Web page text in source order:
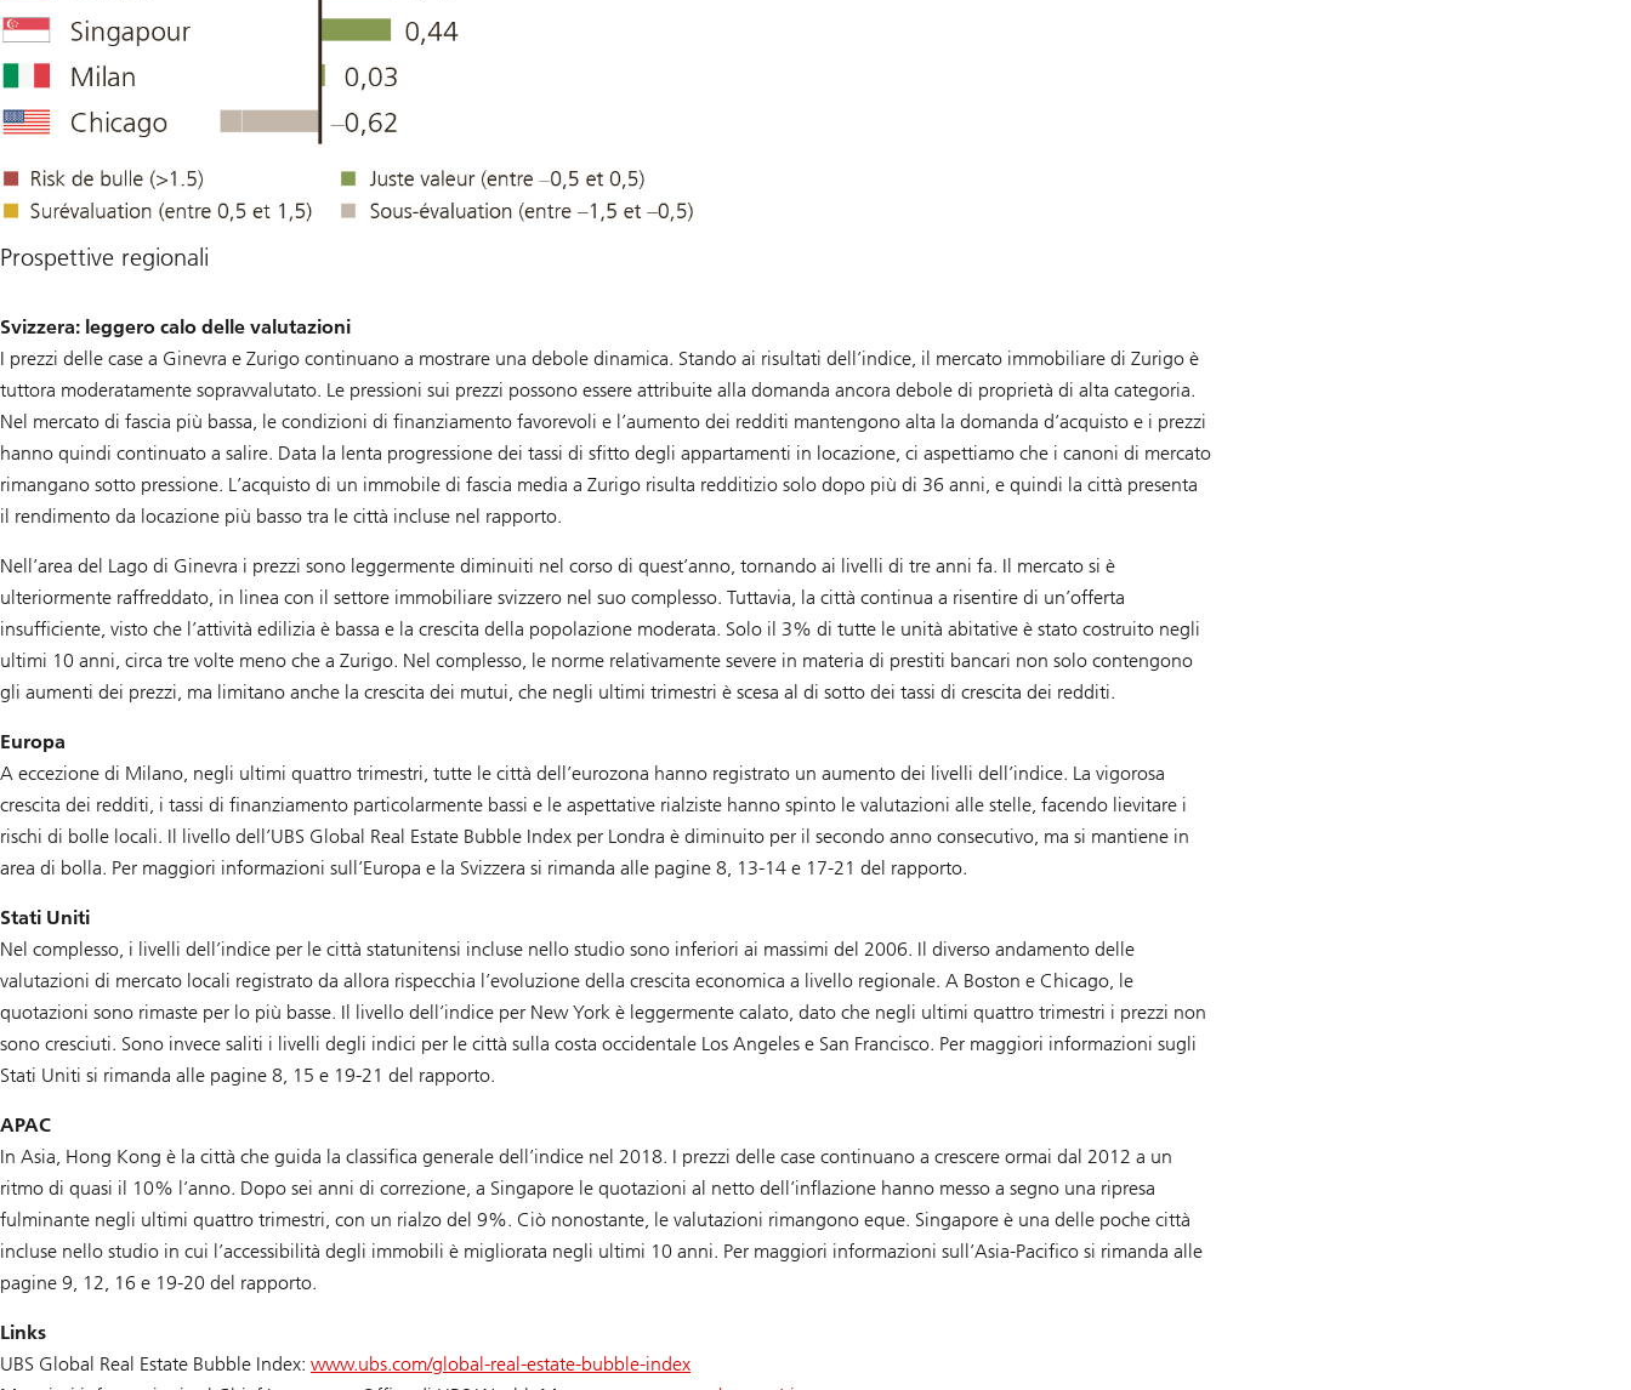
Prospettive regionali
Svizzera: leggero calo delle valutazioni
I prezzi delle case a Ginevra e Zurigo continuano a mostrare una debole dinamica. Stando ai risultati dell’indice, il mercato immobiliare di Zurigo è
tuttora moderatamente sopravvalutato. Le pressioni sui prezzi possono essere attribuite alla domanda ancora debole di proprietà di alta categoria.
Nel mercato di fascia più bassa, le condizioni di finanziamento favorevoli e l’aumento dei redditi mantengono alta la domanda d’acquisto e i prezzi
hanno quindi continuato a salire. Data la lenta progressione dei tassi di sfitto degli appartamenti in locazione, ci aspettiamo che i canoni di mercato
rimangano sotto pressione. L’acquisto di un immobile di fascia media a Zurigo risulta redditizio solo dopo più di 36 anni, e quindi la città presenta
il rendimento da locazione più basso tra le città incluse nel rapporto.
Nell’area del Lago di Ginevra i prezzi sono leggermente diminuiti nel corso di quest’anno, tornando ai livelli di tre anni fa. Il mercato si è
ulteriormente raffreddato, in linea con il settore immobiliare svizzero nel suo complesso. Tuttavia, la città continua a risentire di un’offerta
insufficiente, visto che l’attività edilizia è bassa e la crescita della popolazione moderata. Solo il 3% di tutte le unità abitative è stato costruito negli
ultimi 10 anni, circa tre volte meno che a Zurigo. Nel complesso, le norme relativamente severe in materia di prestiti bancari non solo contengono
gli aumenti dei prezzi, ma limitano anche la crescita dei mutui, che negli ultimi trimestri è scesa al di sotto dei tassi di crescita dei redditi.
Europa
A eccezione di Milano, negli ultimi quattro trimestri, tutte le città dell’eurozona hanno registrato un aumento dei livelli dell’indice. La vigorosa
crescita dei redditi, i tassi di finanziamento particolarmente bassi e le aspettative rialziste hanno spinto le valutazioni alle stelle, facendo lievitare i
rischi di bolle locali. Il livello dell’UBS Global Real Estate Bubble Index per Londra è diminuito per il secondo anno consecutivo, ma si mantiene in
area di bolla. Per maggiori informazioni sull’Europa e la Svizzera si rimanda alle pagine 8, 13-14 e 17-21 del rapporto.
Stati Uniti
Nel complesso, i livelli dell’indice per le città statunitensi incluse nello studio sono inferiori ai massimi del 2006. Il diverso andamento delle
valutazioni di mercato locali registrato da allora rispecchia l’evoluzione della crescita economica a livello regionale. A Boston e Chicago, le
quotazioni sono rimaste per lo più basse. Il livello dell’indice per New York è leggermente calato, dato che negli ultimi quattro trimestri i prezzi non
sono cresciuti. Sono invece saliti i livelli degli indici per le città sulla costa occidentale Los Angeles e San Francisco. Per maggiori informazioni sugli
Stati Uniti si rimanda alle pagine 8, 15 e 19-21 del rapporto.
APAC
In Asia, Hong Kong è la città che guida la classifica generale dell’indice nel 2018. I prezzi delle case continuano a crescere ormai dal 2012 a un
ritmo di quasi il 10% l’anno. Dopo sei anni di correzione, a Singapore le quotazioni al netto dell’inflazione hanno messo a segno una ripresa
fulminante negli ultimi quattro trimestri, con un rialzo del 9%. Ciò nonostante, le valutazioni rimangono eque. Singapore è una delle poche città
incluse nello studio in cui l’accessibilità degli immobili è migliorata negli ultimi 10 anni. Per maggiori informazioni sull’Asia-Pacifico si rimanda alle
pagine 9, 12, 16 e 19-20 del rapporto.
Links
UBS Global Real Estate Bubble Index: www.ubs.com/global-real-estate-bubble-index